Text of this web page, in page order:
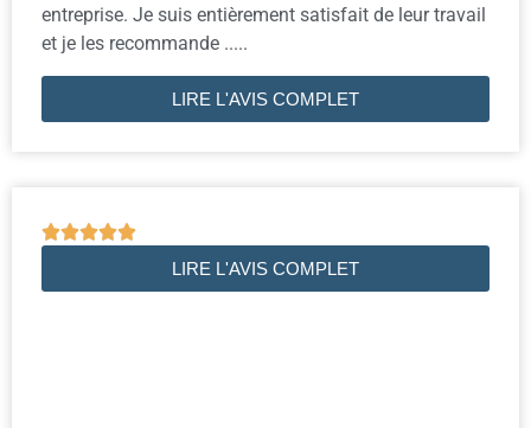
entreprise. Je suis entièrement satisfait de leur travail
et je les recommande .....
LIRE L'AVIS COMPLET

LIRE L'AVIS COMPLET